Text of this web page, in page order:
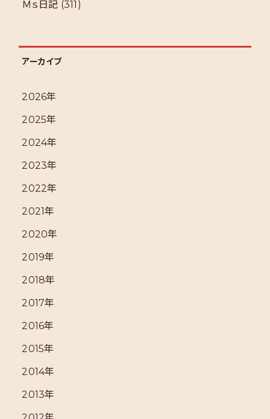
Ｍｓ日記 (311)
アーカイブ
2026年
2025年
2024年
2023年
2022年
2021年
2020年
2019年
2018年
2017年
2016年
2015年
2014年
2013年